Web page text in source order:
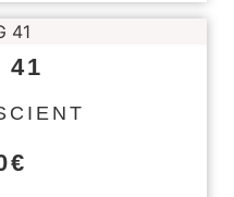
41
€